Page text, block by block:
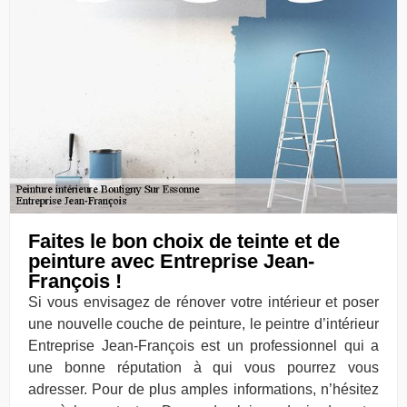
Faites le bon choix de teinte et de
peinture avec Entreprise Jean-
François !
Si vous envisagez de rénover votre intérieur et poser
une nouvelle couche de peinture, le peintre d’intérieur
Entreprise Jean-François est un professionnel qui a
une bonne réputation à qui vous pourrez vous
adresser. Pour de plus amples informations, n’hésitez